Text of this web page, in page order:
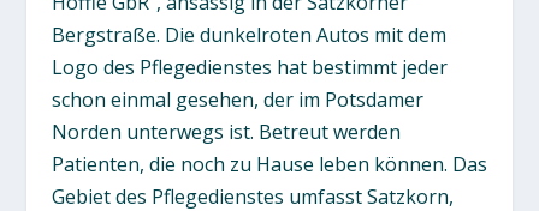
Bergstraße. Die dunkelroten Autos mit dem
Logo des Pflegedienstes hat bestimmt jeder
schon einmal gesehen, der im Potsdamer
Norden unterwegs ist. Betreut werden
Patienten, die noch zu Hause leben können. Das
Gebiet des Pflegedienstes umfasst Satzkorn,